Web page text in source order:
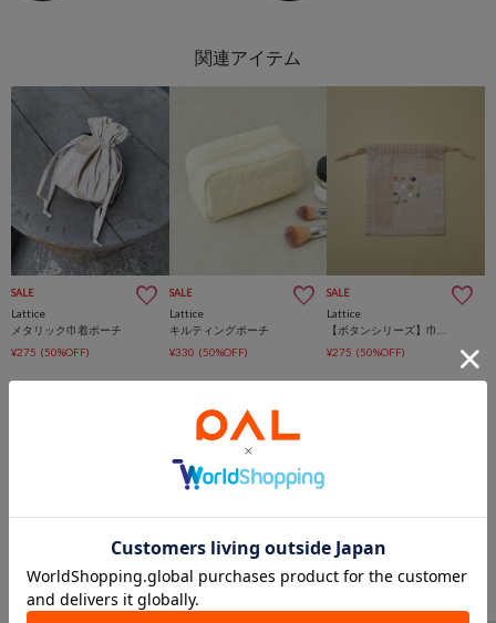
SALE
Lattice
メタリック巾着ポーチ
¥275 (50%OFF)
SALE
Lattice
キルティングポーチ
¥330 (50%OFF)
SALE
Lattice
¥275 (50%OFF)
財布/小物からのおすすめ